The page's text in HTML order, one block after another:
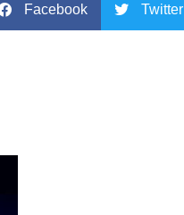
Facebook Twitter